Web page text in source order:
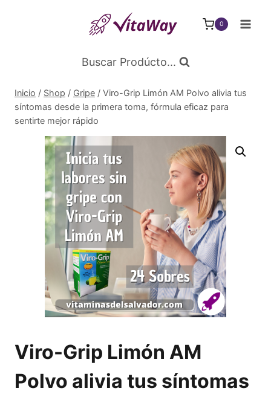
0
Buscar Prodúcto...
Inicio / Shop / Gripe / Viro-Grip Limón AM Polvo alivia tus
síntomas desde la primera toma, fórmula eficaz para
sentirte mejor rápido
Viro-Grip Limón AM
Polvo alivia tus síntomas